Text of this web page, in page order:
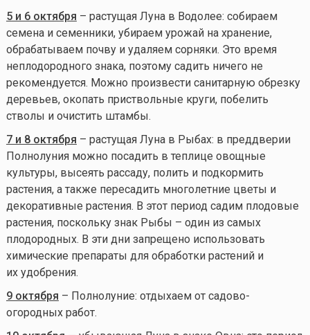
5 и 6 октября – растущая Луна в Водолее: собираем
семена и семенники, убираем урожай на хранение,
обрабатываем почву и удаляем сорняки. Это время
неплодородного знака, поэтому садить ничего не
рекомендуется. Можно произвести санитарную обрезку
деревьев, окопать приствольные круги, побелить
стволы и очистить штамбы.
7 и 8 октября – растущая Луна в Рыбах: в преддверии
Полнолуния можно посадить в теплице овощные
культуры, высеять рассаду, полить и подкормить
растения, а также пересадить многолетние цветы и
декоративные растения. В этот период садим плодовые
растения, поскольку знак Рыбы – один из самых
плодородных. В эти дни запрещено использовать
химические препараты для обработки растений и
их удобрения.
9 октября – Полнолуние: отдыхаем от садово-
огородных работ.